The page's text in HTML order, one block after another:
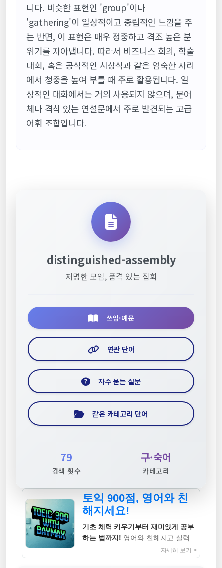
니다. 비슷한 표현인 'group'이나
'gathering'이 일상적이고 중립적인 느낌을 주
는 반면, 이 표현은 매우 정중하고 격조 높은 분
위기를 자아냅니다. 따라서 비즈니스 회의, 학술
대회, 혹은 공식적인 시상식과 같은 엄숙한 자리
에서 청중을 높여 부를 때 주로 활용됩니다. 일
상적인 대화에서는 거의 사용되지 않으며, 문어
체나 격식 있는 연설문에서 주로 발견되는 고급
어휘 조합입니다.
distinguished-assembly
저명한 모임, 품격 있는 집회
쓰임·예문
연관 단어
자주 묻는 질문
같은 카테고리 단어
79
검색 횟수
구·숙어
카테고리
토익 900점, 영어와 친
해지세요!
기초 체력 키우기부터 재미있게 공부
하는 법까지! 영어와 친해지고 실력까
자세히 보기 >